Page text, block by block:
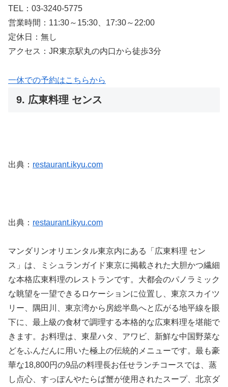
TEL：03-3240-5775
営業時間：11:30～15:30、17:30～22:00
定休日：無し
アクセス：JR東京駅丸の内口から徒歩3分
一休での予約はこちらから
9. 広東料理 センス
出典： restaurant.ikyu.com
出典： restaurant.ikyu.com
マンダリンオリエンタル東京内にある「広東料理 セン
ス」は、ミシュランガイド東京に掲載された大胆かつ繊細
な本格広東料理のレストランです。大都会のパノラミック
な眺望を一望できるロケーションに位置し、東京スカイツ
リー、隅田川、東京湾から房総半島へと広がる地平線を眼
下に、最上級の食材で調理する本格的な広東料理を堪能で
きます。お料理は、東星ハタ、アワビ、新鮮な中国野菜な
どをふんだんに用いた極上の伝統的メニューです。最も豪
華な18,800円の9品の料理長お任せランチコースでは、蒸
し点心、すっぽんやたらば蟹が使用されたスープ、北京ダ